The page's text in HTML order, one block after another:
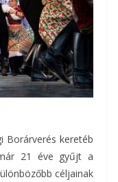
Borárverés keretéb
21 éve gyűjt a
céljainak